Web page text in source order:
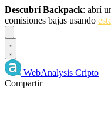
Descubrí Backpack: abrí
comisiones bajas usando
WebAnalysis Cripto
Compartir